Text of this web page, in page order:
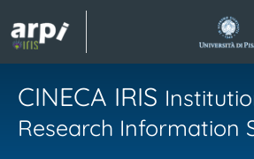
CINECA IRIS
Research Information